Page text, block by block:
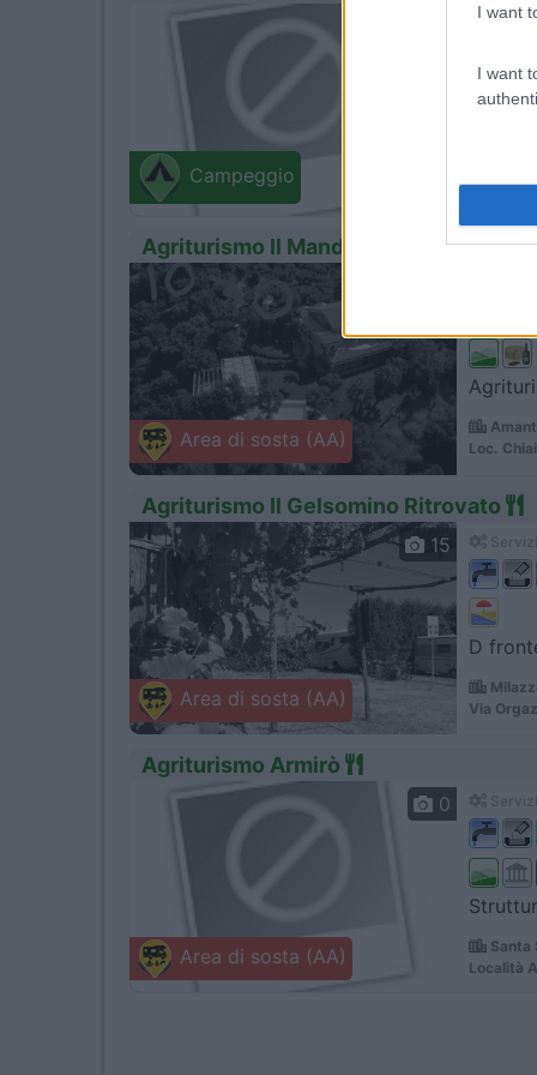
I want
I want
Campeggio
via
Agriturismo Il Mandorlo
Area di sosta (AA)
Loc.
Agriturismo Il Gelsomino Ritrovato
Area di sosta (AA)
15
D
Via
Agriturismo Armirò
Area di sosta (AA)
0
Santa
Località